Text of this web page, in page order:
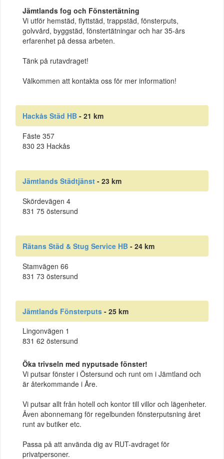
Jämtlands fog och Fönstertätning
Vi utför hemstäd, flyttstäd, trappstäd, fönsterputs,
golvvård, byggstäd, fönstertätningar och har 35-års
erfarenhet på dessa arbeten.
Tänk på rutavdraget!
Välkommen att kontakta oss för mer information!
Hackås Städ HB - 21 km
Fäste 357
830 23 Hackås
Jämtlands Städtjänst - 23 km
Skördevägen 4
831 75 östersund
Rätans Städ & Stug Service HB - 24 km
Stamvägen 66
831 73 östersund
Jämtlands Fönsterputs - 25 km
Lingonvägen 1
831 62 östersund
Öka trivseln med nyputsade fönster!
Vi putsar fönster i Östersund och runt om i Jämtland och
är återkommande i Åre.
Vi putsar allt från hotell och kontor till villor och lägenheter.
Även abonnemang för regelbunden fönsterputsning året
runt av butiker etc.
Passa på att använda dig av RUT-avdraget för
privatpersoner.